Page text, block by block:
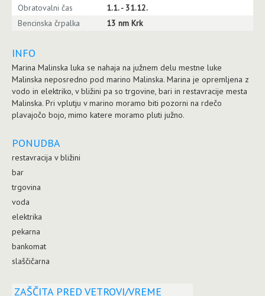
Obratovalni čas
1.1. - 31.12.
Bencinska črpalka
13 nm Krk
INFO
Marina Malinska luka se nahaja na južnem delu mestne luke
Malinska neposredno pod marino Malinska. Marina je opremljena z
vodo in elektriko, v bližini pa so trgovine, bari in restavracije mesta
Malinska. Pri vplutju v marino moramo biti pozorni na rdečo
plavajočo bojo, mimo katere moramo pluti južno.
PONUDBA
restavracija v bližini
bar
trgovina
voda
elektrika
pekarna
bankomat
slaščičarna
ZAŠČITA PRED VETROVI/VREME